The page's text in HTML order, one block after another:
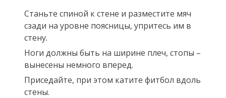
Станьте спиной к стене и разместите мяч
сзади на уровне поясницы, упритесь им в
стену.
Ноги должны быть на ширине плеч, стопы –
вынесены немного вперед.
Приседайте, при этом катите фитбол вдоль
стены.